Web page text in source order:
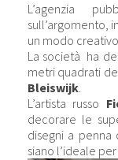
L’agenzia
sull’argomento,
un modo
La società ha
metri quadrati
Bleiswijk.
L’artista russo
decorare le
disegni a
siano l’ideale